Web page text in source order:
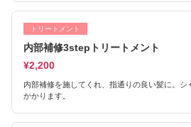
トリートメント
内部補修3stepトリートメント
¥2,200
内部補修を施してくれ、指通りの良い髪に。シ
かかります。